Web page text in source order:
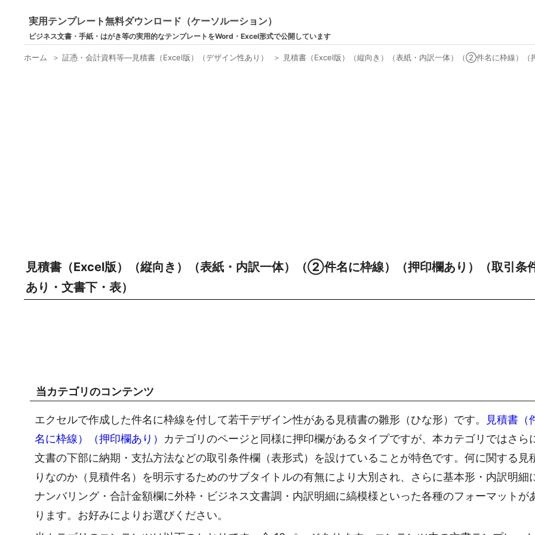
実用テンプレート無料ダウンロード（ケーソルーション）
ビジネス文書・手紙・はがき等の実用的なテンプレートをWord・Excel形式で公開しています
ホーム ＞証憑・会計資料等―見積書（Excel版）（デザイン性あり） ＞ 見積書（Excel版）（縦向き）（表紙・内訳一体）（②件名に枠線）（
見積書（Excel版）（縦向き）（表紙・内訳一体）（②件名に枠線）（押印欄あり）（取引条
あり・文書下・表）
当カテゴリのコンテンツ
エクセルで作成した件名に枠線を付して若干デザイン性がある見積書の雛形（ひな形）です。
見積書（
名に枠線）（押印欄あり） カテゴリのページと同様に押印欄があるタイプですが、本カテゴリではさら
文書の下部に納期・支払方法などの取引条件欄（表形式）を設けていることが特色です。何に関する見
りなのか（見積件名）を明示するためのサブタイトルの有無により大別され、さらに基本形・内訳明細
ナンバリング・合計金額欄に外枠・ビジネス文書調・内訳明細に縞模様といった各種のフォーマットが
ります。お好みによりお選びください。